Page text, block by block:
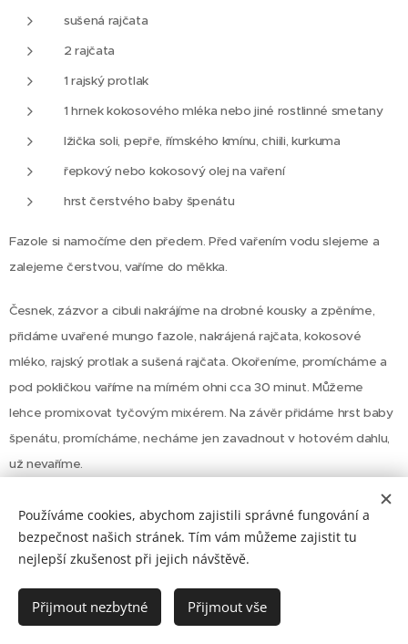
sušená rajčata
2 rajčata
1 rajský protlak
1 hrnek kokosového mléka nebo jiné rostlinné smetany
lžička soli, pepře, římského kmínu, chiili, kurkuma
řepkový nebo kokosový olej na vaření
hrst čerstvého baby špenátu
Fazole si namočíme den předem. Před vařením vodu slejeme a
zalejeme čerstvou, vaříme do měkka.
Česnek, zázvor a cibuli nakrájíme na drobné kousky a zpěníme,
přidáme uvařené mungo fazole, nakrájená rajčata, kokosové
mléko, rajský protlak a sušená rajčata. Okořeníme, promícháme a
pod pokličkou vaříme na mírném ohni cca 30 minut. Můžeme
lehce promixovat tyčovým mixérem. Na závěr přidáme hrst baby
špenátu, promícháme, necháme jen zavadnout v hotovém dahlu,
už nevaříme.
Podáváme s pečenou zeleninou a čerstvě nasekanými bylinkami.
Používáme cookies, abychom zajistili správné fungování a
bezpečnost našich stránek. Tím vám můžeme zajistit tu
nejlepší zkušenost při jejich návštěvě.
Přijmout nezbytné Přijmout vše